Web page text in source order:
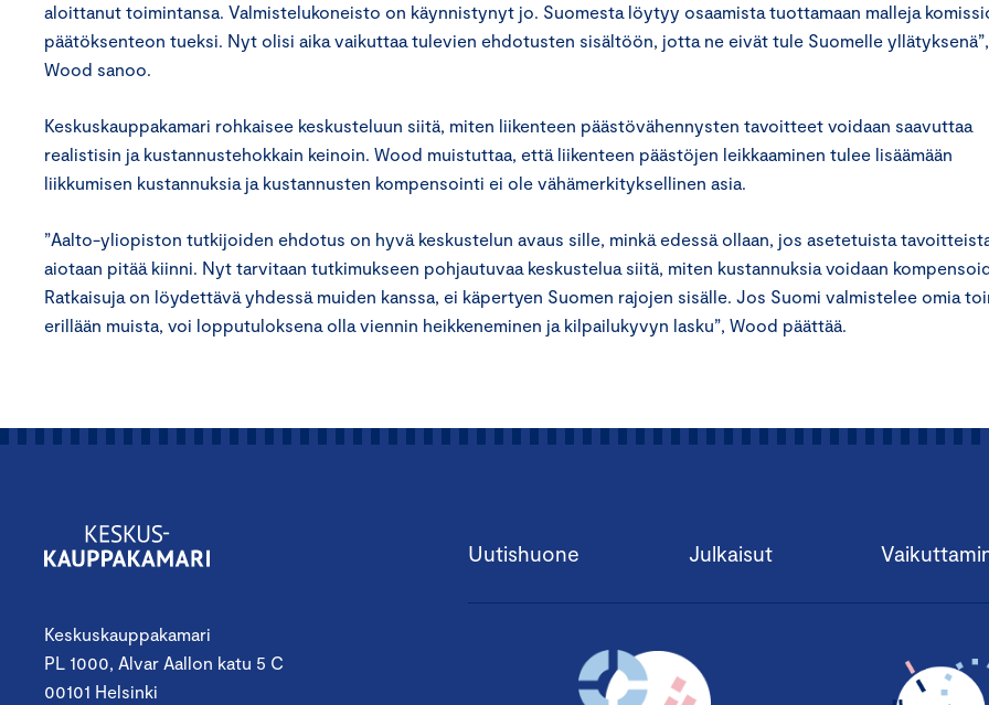
aloittanut toimintansa. Valmistelukoneisto on käynnistynyt jo. Suomesta löytyy osaamista tuottamaan malleja
päätöksenteon tueksi. Nyt olisi aika vaikuttaa tulevien ehdotusten sisältöön, jotta ne eivät tule Suomelle yllätyksenä”,
Wood sanoo.
Keskuskauppakamari rohkaisee keskusteluun siitä, miten liikenteen päästövähennysten tavoitteet voidaan saavuttaa
realistisin ja kustannustehokkain keinoin. Wood muistuttaa, että liikenteen päästöjen leikkaaminen tulee lisäämään
liikkumisen kustannuksia ja kustannusten kompensointi ei ole vähämerkityksellinen asia.
”Aalto-yliopiston tutkijoiden ehdotus on hyvä keskustelun avaus sille, minkä edessä ollaan, jos asetetuista
aiotaan pitää kiinni. Nyt tarvitaan tutkimukseen pohjautuvaa keskustelua siitä, miten kustannuksia voidaan
Ratkaisuja on löydettävä yhdessä muiden kanssa, ei käpertyen Suomen rajojen sisälle. Jos Suomi valmistelee omia
erillään muista, voi lopputuloksena olla viennin heikkeneminen ja kilpailukyvyn lasku”, Wood päättää.
Keskuskauppakamari
PL 1000, Alvar Aallon katu 5 C
00101 Helsinki
Uutishuone Julkaisut